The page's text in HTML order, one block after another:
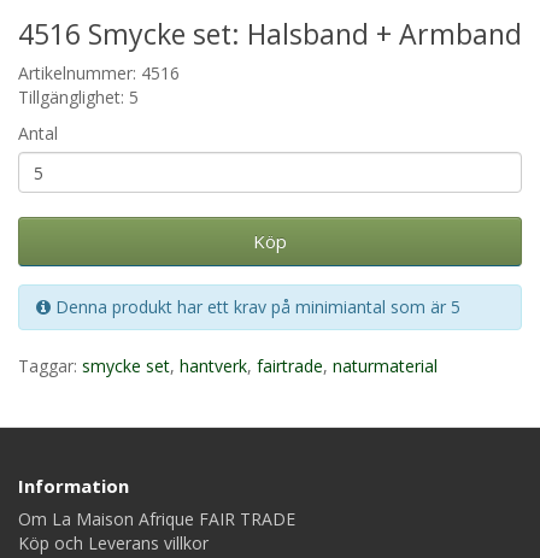
4516 Smycke set: Halsband + Armband
Artikelnummer: 4516
Tillgänglighet: 5
Antal
Köp
Denna produkt har ett krav på minimiantal som är 5
Taggar: smycke set, hantverk, fairtrade, naturmaterial
Information
Om La Maison Afrique FAIR TRADE
Köp och Leverans villkor